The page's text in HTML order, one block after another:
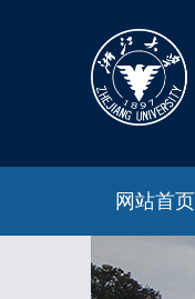
网站首页